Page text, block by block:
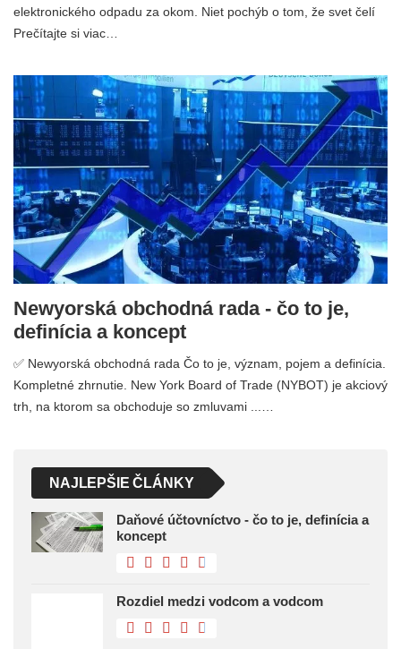
elektronického odpadu za okom. Niet pochýb o tom, že svet čelí
Prečítajte si viac…
Newyorská obchodná rada - čo to je,
definícia a koncept
✅ Newyorská obchodná rada Čo to je, význam, pojem a definícia.
Kompletné zhrnutie. New York Board of Trade (NYBOT) je akciový
trh, na ktorom sa obchoduje so zmluvami ...…
NAJLEPŠIE ČLÁNKY
Daňové účtovníctvo - čo to je, definícia a
koncept
Rozdiel medzi vodcom a vodcom